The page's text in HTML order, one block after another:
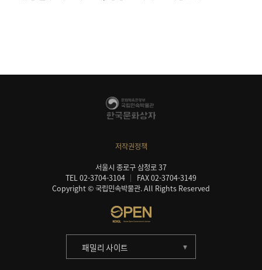
저작권정책
서울시 종로구 삼청로 37
TEL 02-3704-3104
FAX 02-3704-3149
Copyright © 국립민속박물관. All Rights Reserved
패밀리 사이트